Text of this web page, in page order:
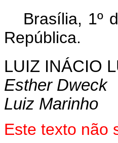
Brasília, 1º
República.
LUIZ INÁCIO
Esther Dweck
Luiz Marinho
Este texto não